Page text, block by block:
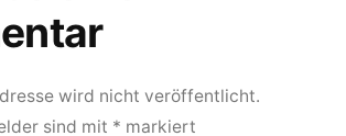
wird nicht veröffentlicht.
sind mit * markiert